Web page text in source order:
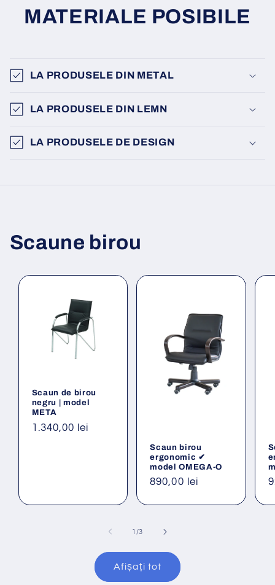
MATERIALE POSIBILE
LA PRODUSELE DIN METAL
LA PRODUSELE DIN LEMN
LA PRODUSELE DE DESIGN
Scaune birou
Scaun de birou
negru | model
META
Preț
1.340,00 lei
Scaun birou
ergonomic ✔
model OMEGA-O
Preț
890,00 lei
1 /din
3
Afișați tot